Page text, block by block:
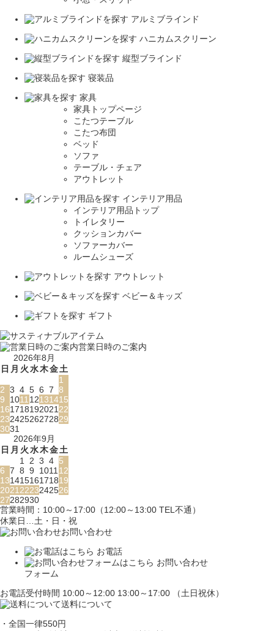
アルミブラインド
ハニカムスクリーン
縦型ブラインド
寝装品
家具
家具トップページ
こたつテーブル
こたつ布団
ベッド
ソファ
テーブル・チェア
アウトレット
インテリア用品
インテリア用品トップ
トイレタリー
クッションカバー
ソファーカバー
ルームシューズ
アウトレット
ベビー＆キッズ
ギフト
営業日時のご案内
2026年8月
日 月 火水木金土
1
2 3 4 5 6 7 8
9
1011 12131415
161718192021 22
23242526272829
3031
2026年9月
日 月 火水木金土
1
2 3 4 5
6 7 8 9 1011 12
13141516171819
2021 2223242526
27282930
営業時間：10:00～17:00（12:00～13:00 TEL不通）
休業日…土・日・祝
お問い合わせ
お電話
お問い合わせ
フォーム
お電話受付時間 10:00～12:00 13:00～17:00 （土日祝休）
送料について
・全国一律550円